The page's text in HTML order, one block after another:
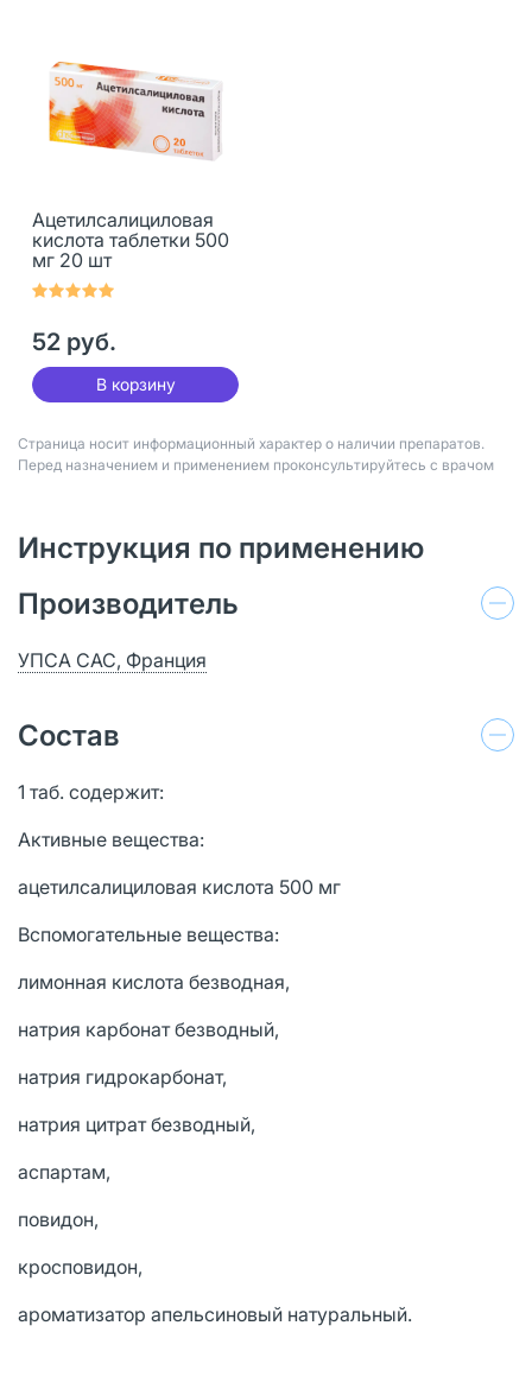
Ацетилсалициловая
кислота таблетки 500
мг 20 шт
52 руб.
В корзину
Страница носит информационный характер о наличии препаратов.
Перед назначением и применением проконсультируйтесь с врачом
Инструкция по применению
Производитель
УПСА САС, Франция
Состав
1 таб. содержит:
Активные вещества:
ацетилсалициловая кислота 500 мг
Вспомогательные вещества:
лимонная кислота безводная,
натрия карбонат безводный,
натрия гидрокарбонат,
натрия цитрат безводный,
аспартам,
повидон,
кросповидон,
ароматизатор апельсиновый натуральный.